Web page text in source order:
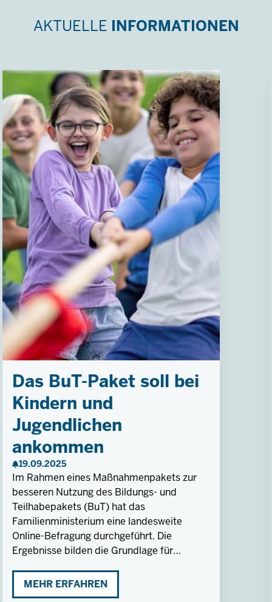
AKTUELLE INFORMATIONEN
Das BuT-Paket soll bei
Kindern und
Jugendlichen
ankommen
19.09.2025
Im Rahmen eines Maßnahmenpakets zur
besseren Nutzung des Bildungs- und
Teilhabepakets (BuT) hat das
Familienministerium eine landesweite
Online-Befragung durchgeführt. Die
Ergebnisse bilden die Grundlage für
der BuT-Angebote auf Landes- und
kommunaler Ebene.
MEHR ERFAHREN